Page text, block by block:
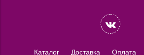
Каталог Доставка Оплата